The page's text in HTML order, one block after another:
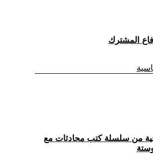
من سلسلة كتب محادثات مع